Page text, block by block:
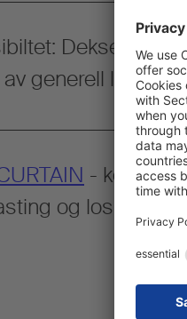
Deksel for
generell last
-
og lossing